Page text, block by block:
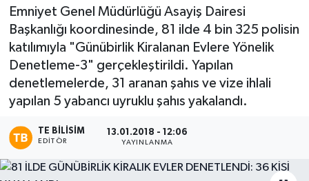
Emniyet Genel Müdürlüğü Asayiş Dairesi
Başkanlığı koordinesinde, 81 ilde 4 bin 325 polisin
katılımıyla "Günübirlik Kiralanan Evlere Yönelik
Denetleme-3" gerçekleştirildi. Yapılan
denetlemelerde, 31 aranan şahıs ve vize ihlali
yapılan 5 yabancı uyruklu şahıs yakalandı.
TE BILISIM
EDITÖR
13.01.2018 - 12:06
YAYINLANMA
Ekonomi
Magazin
Etkinlikler